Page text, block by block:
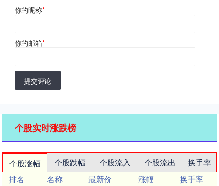
你的昵称*
你的邮箱*
提交评论
个股实时涨跌榜
个股涨幅 个股跌幅 个股流入 个股流出
换手率
排名
名称 最新价 涨幅
换手率